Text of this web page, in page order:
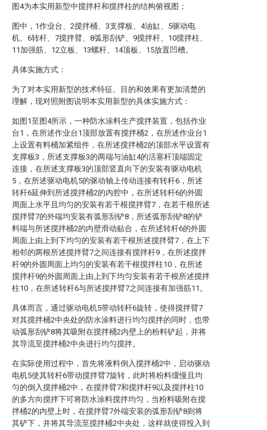
图4为本实用新型中搅拌杆和搅拌柱的结构俯视图；
图中，1作业台、2搅拌桶、3支撑板、4油缸、5驱动电
机、6转杆、7搅拌臂、8弧形刮铲、9搅拌杆、10搅拌柱、
11加强筋、12立板、13螺杆、14顶板、15放置凹槽。
具体实施方式：
为了对本实用新型的技术特征、目的和效果有更加清楚的
理解，现对照附图说明本实用新型的具体实施方式：
如图1至图4所示，一种防水涂料生产搅拌装置，包括作业
台1，在所述作业台1顶部放置有搅拌桶2，在所述作业台1
上设置有料桶加紧组件，在所述搅拌桶2的顶部水平设置有
支撑板3，所述支撑板3的两端与油缸4的活塞杆顶端固定
连接，在所述支撑板3的顶部竖直向下的安装有驱动电机
5，在所述驱动电机5的驱动轴上传动连接有转杆6，所述
转杆6延伸到所述搅拌桶2的内腔中，在所述转杆6的外圆
周面上水平且均匀的安装有若干根搅拌臂7，在若干根所述
搅拌臂7的外端均安装有弧形刮铲8，所述弧形刮铲8的铲
料端与所述搅拌桶2的内壁滑动贴合，在所述转杆6的外圆
周面上由上到下均匀的安装有若干根所述搅拌臂7，在上下
相邻的两根所述搅拌臂7之间连接有搅拌杆9，在所述搅拌
杆9的外圆周面上均匀的安装有若干根搅拌柱10，在所述
搅拌杆9的外圆周面上由上到下均匀安装有若干根所述搅拌
柱10，在所述转杆6与所述搅拌臂7之间连接有加强筋11。
具体而言，通过驱动电机5带动转杆6旋转，使得搅拌臂7
对其搅拌桶2中央处的防水涂料进行均匀搅拌的同时，也带
动弧形刮铲8将其吸附在搅拌桶2内壁上的粉料铲起，并将
其导流至搅拌桶2中央进行均匀搅拌。
在实际使用过程中，首先将液料倒入搅拌桶2中，启动驱动
电机5使其转杆6带动搅拌臂7旋转，此时将粉料缓慢且均
匀的倒入搅拌桶2中，在搅拌臂7和搅拌杆9以及搅拌柱10
的多方向搅拌下可将防水涂料搅拌均匀，当粉料吸附在搅
拌桶2的内壁上时，在搅拌臂7外端安装的弧形刮铲8则将
其铲下，并将其导流至搅拌桶2中央处，这样就使得投入到